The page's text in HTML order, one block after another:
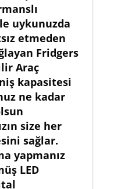
uykunuzda
etmeden
Fridgers
Araç
kapasitesi
ne kadar
size her
sağlar.
yapmanız
LED